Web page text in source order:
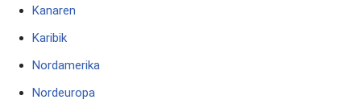
Kanaren
Karibik
Nordamerika
Nordeuropa